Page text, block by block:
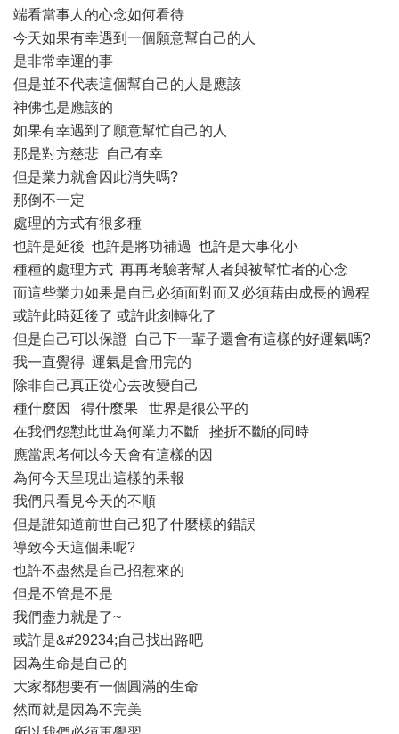
端看當事人的心念如何看待
今天如果有幸遇到一個願意幫自己的人
是非常幸運的事
但是並不代表這個幫自己的人是應該
神佛也是應該的
如果有幸遇到了願意幫忙自己的人
那是對方慈悲 自己有幸
但是業力就會因此消失嗎?
那倒不一定
處理的方式有很多種
也許是延後 也許是將功補過 也許是大事化小
種種的處理方式 再再考驗著幫人者與被幫忙者的心念
而這些業力如果是自己必須面對而又必須藉由成長的過程
或許此時延後了 或許此刻轉化了
但是自己可以保證 自己下一輩子還會有這樣的好運氣嗎?
我一直覺得 運氣是會用完的
除非自己真正從心去改變自己
種什麼因 得什麼果 世界是很公平的
在我們怨懟此世為何業力不斷 挫折不斷的同時
應當思考何以今天會有這樣的因
為何今天呈現出這樣的果報
我們只看見今天的不順
但是誰知道前世自己犯了什麼樣的錯誤
導致今天這個果呢?
也許不盡然是自己招惹來的
但是不管是不是
我們盡力就是了~
或許是&#29234;自己找出路吧
因為生命是自己的
大家都想要有一個圓滿的生命
然而就是因為不完美